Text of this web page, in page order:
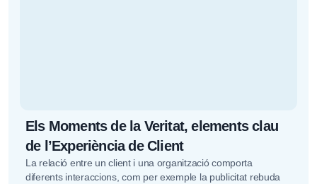
Els Moments de la Veritat, elements clau
de l’Experiència de Client
La relació entre un client i una organització comporta
diferents interaccions, com per exemple la publicitat rebuda